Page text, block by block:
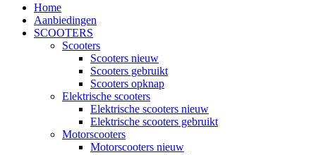
Home
Aanbiedingen
SCOOTERS
Scooters
Scooters nieuw
Scooters gebruikt
Scooters opknap
Elektrische scooters
Elektrische scooters nieuw
Elektrische scooters gebruikt
Motorscooters
Motorscooters nieuw